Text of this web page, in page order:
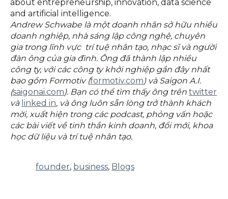
about entrepreneurship, innovation, data science
and artificial intelligence.
Andrew Schwabe là một doanh nhân sở hữu nhiều
doanh nghiệp, nhà sáng lập công nghệ, chuyên
gia trong lĩnh vực trí tuệ nhân tạo, nhạc sĩ và người
đàn ông của gia đình. Ông đã thành lập nhiều
công ty, với các công ty khởi nghiệp gần đây nhất
bao gồm Formotiv (formotiv.com) và Saigon A.I.
(saigonai.com). Bạn có thể tìm thấy ông trên twitter
và linked in, và ông luôn sẵn lòng trở thành khách
mời, xuất hiện trong các podcast, phỏng vấn hoặc
các bài viết về tinh thần kinh doanh, đổi mới, khoa
học dữ liệu và trí tuệ nhân tạo.
founder, business, Blogs